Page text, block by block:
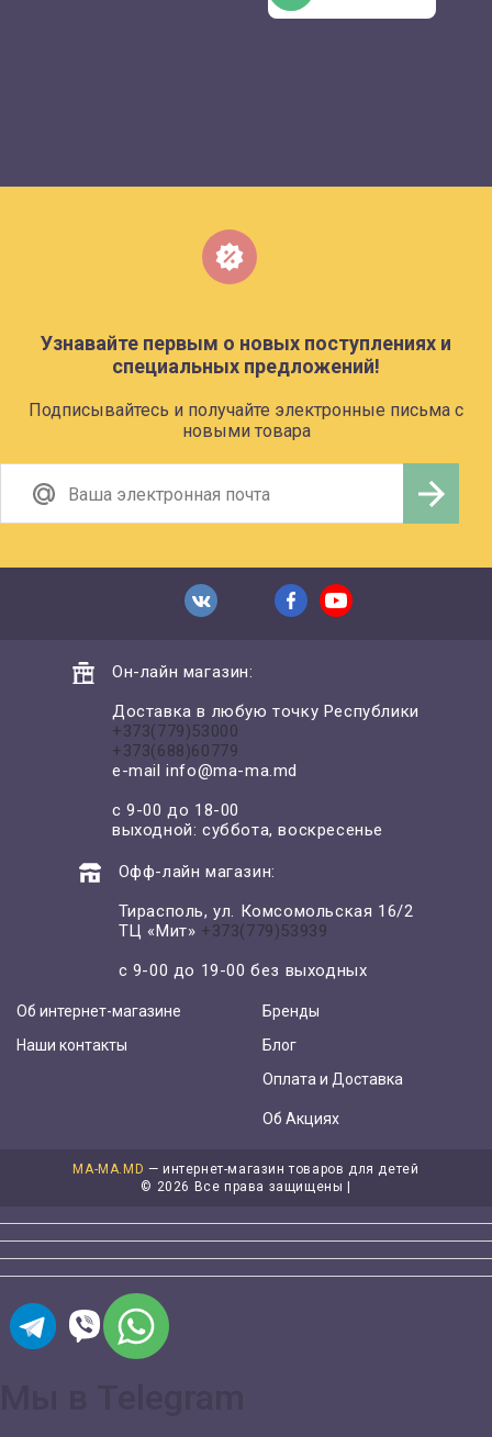
Узнавайте первым о новых поступлениях и
специальных предложений!
Подписывайтесь и получайте электронные письма с
новыми товара
Он-лайн магазин:
Доставка в любую точку Республики
+373(779)53000
+373(688)60779
e-mailinfo@ma-ma.md
с 9-00 до 18-00
выходной: суббота, воскресенье
Офф-лайн магазин:
Тирасполь, ул. Комсомольская 16/2
ТЦ «Мит» +373(779)53939
с 9-00 до 19-00 без выходных
Об интернет-магазине
Наши контакты
Бренды
Блог
Оплата и Доставка
Об Акциях
MA-MA.MD — интернет-магазин товаров для детей
© 2026 Все права защищены |